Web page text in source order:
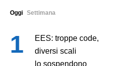
Oggi Settimana
EES: troppe code,
diversi scali
lo sospendono